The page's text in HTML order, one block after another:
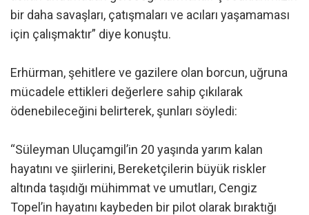
bir daha savaşları, çatışmaları ve acıları yaşamaması
için çalışmaktır” diye konuştu.
Erhürman, şehitlere ve gazilere olan borcun, uğruna
mücadele ettikleri değerlere sahip çıkılarak
ödenebileceğini belirterek, şunları söyledi:
“Süleyman Uluçamgil’in 20 yaşında yarım kalan
hayatını ve şiirlerini, Bereketçilerin büyük riskler
altında taşıdığı mühimmat ve umutları, Cengiz
Topel’in hayatını kaybeden bir pilot olarak bıraktığı